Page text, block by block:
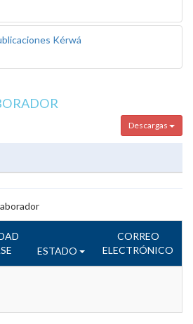
Kérwá
Descargas
ESTADO
CORREO
ELECTRÓNICO